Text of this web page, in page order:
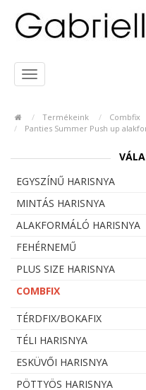
Termékeink
Combfix
Panties Summer Push up
EGYSZÍNŰ HARISNYA
MINTÁS HARISNYA
ALAKFORMÁLÓ HARISNYA
FEHÉRNEMŰ
PLUS SIZE HARISNYA
COMBFIX
TÉRDFIX/BOKAFIX
TÉLI HARISNYA
ESKÜVŐI HARISNYA
PÖTTYÖS HARISNYA